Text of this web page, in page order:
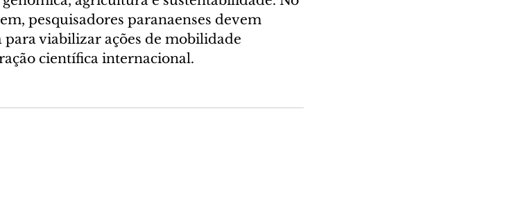
pesquisadores paranaenses devem
viabilizar ações de mobilidade
científica internacional.